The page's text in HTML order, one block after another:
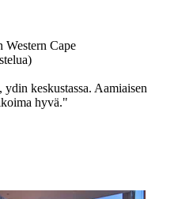
Western Cape
keskustassa. Aamiaisen
hyvä."